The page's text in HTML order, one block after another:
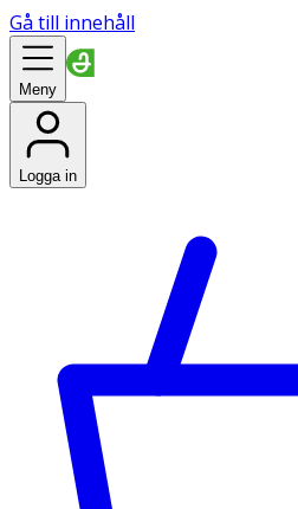
Gå till innehåll
Meny
Logga in